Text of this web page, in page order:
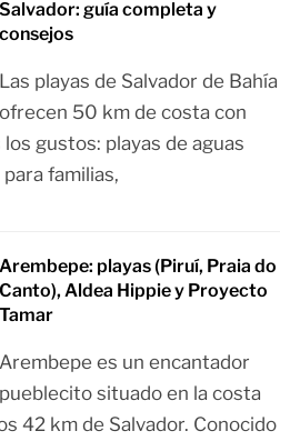
Salvador: guía completa y
consejos
Las playas de Salvador de Bahía
ofrecen 50 km de costa con
gustos: playas de aguas
familias,
Arembepe: playas (Piruí, Praia do
Canto), Aldea Hippie y Proyecto
Tamar
Arembepe es un encantador
pueblecito situado en la costa
42 km de Salvador. Conocido